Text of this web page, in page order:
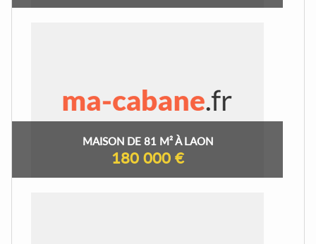
MAISON DE 81 M² À LAON
180 000 €